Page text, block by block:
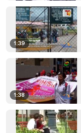
1:39
1:38